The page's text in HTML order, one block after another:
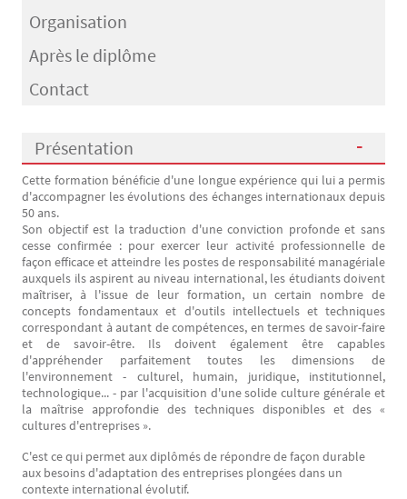
Organisation
Après le diplôme
Contact
Présentation
Présentation
Cette formation bénéficie d'une longue expérience qui lui a permis
d'accompagner les évolutions des échanges internationaux depuis
50 ans.
Son objectif est la traduction d'une conviction profonde et sans
cesse confirmée : pour exercer leur activité professionnelle de
façon efficace et atteindre les postes de responsabilité managériale
auxquels ils aspirent au niveau international, les étudiants doivent
maîtriser, à l'issue de leur formation, un certain nombre de
concepts fondamentaux et d'outils intellectuels et techniques
correspondant à autant de compétences, en termes de savoir-faire
et de savoir-être. Ils doivent également être capables
d'appréhender parfaitement toutes les dimensions de
l'environnement - culturel, humain, juridique, institutionnel,
technologique... - par l'acquisition d'une solide culture générale et
la maîtrise approfondie des techniques disponibles et des «
cultures d'entreprises ».
C'est ce qui permet aux diplômés de répondre de façon durable
aux besoins d'adaptation des entreprises plongées dans un
contexte international évolutif.